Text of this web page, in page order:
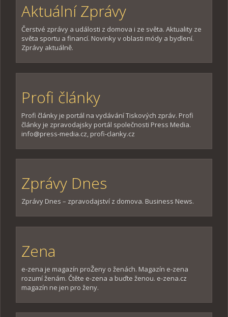
Aktuální Zprávy
Čerstvé zprávy a události z domova i ze světa. Aktuality ze
světa sportu a financí. Novinky v oblasti módy a bydlení.
Zprávy aktuálně.
Profi články
Profi články je portál na vydávání Tiskových zpráv. Profi
články je zpravodajsky portál společnosti Press Media.
info@press-media.cz, profi-clanky.cz
Zprávy Dnes
Zprávy Dnes – zpravodajství z domova. Business News.
Zena
e-zena je magazín proŽeny o ženách. Magazín e-zena
rozumí ženám. Čtěte e-zena a buďte ženou. e-zena.cz
magazín ne jen pro ženy.